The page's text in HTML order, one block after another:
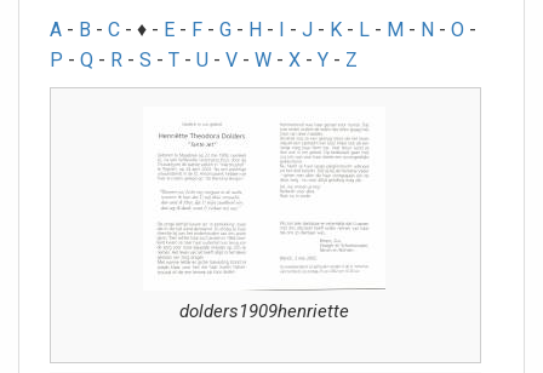
A - B - C - ♦ - E - F - G - H - I - J - K - L - M - N - O -
P - Q - R - S - T - U - V - W - X - Y - Z
dolders1909henriette